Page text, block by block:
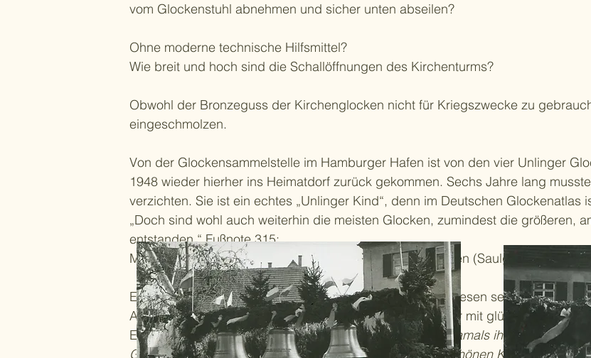
vom Glockenstuhl abnehmen und sicher unten abseilen?
Ohne moderne technische Hilfsmittel?
Wie breit und hoch sind die Schallöffnungen des Kirchenturms?
Obwohl der Bronzeguss der Kirchenglocken nicht für Kriegszwecke zu
eingeschmolzen.
Von der Glockensammelstelle im Hamburger Hafen ist von den vier Unlinger
1948 wieder hierher ins Heimatdorf zurück gekommen. Sechs Jahre lang
verzichten. Sie ist ein echtes „Unlinger Kind“, denn im Deutschen Glockenatlas
„Doch sind wohl auch weiterhin die meisten Glocken, zumindest die größeren,
entstanden.“ Fußnote 315:
Mehrfach archivarisch belegt z.B. für Rottweil und Unlingen (Saulgau).
Es muss ein großartiges Erlebnis für die Bevölkerung gewesen sein, wie die
Arbeit die dreifache Hülle der Glocken geformt und später mit glühendheißer
Es geht dazu die Sage,„die Frauen und Töchter haben damals ihr goldenes
Glockenmetall geworfen, weshalb die Glocke einen so schönen Klang